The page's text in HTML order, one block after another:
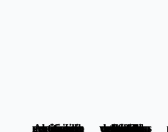
Alojamiento sostenible: qué es, certificaciones y cómo evitar el greenwashing Los 6 mejores calzados de viaje en 2026: botas, zapatillas y sandalias para cada tipo de escapada